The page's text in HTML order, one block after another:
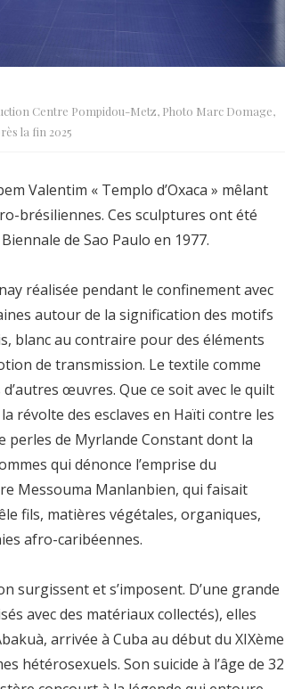
Centre Pompidou-Metz, Photo Marc Domage,
la fin 2025
Valentim « Templo d’Oxaca » mêlant
brésiliennes. Ces sculptures ont été
de Sao Paulo en 1977.
réalisée pendant le confinement avec
autour de la signification des motifs
blanc au contraire pour des éléments
de transmission. Le textile comme
œuvres. Que ce soit avec le quilt
révolte des esclaves en Haïti contre les
perles de Myrlande Constant dont la
qui dénonce l’emprise du
Messouma Manlanbien, qui faisait
fils, matières végétales, organiques,
afro-caribéennes.
surgissent et s’imposent. D’une grande
avec des matériaux collectés), elles
arrivée à Cuba au début du XIXème
hétérosexuels. Son suicide à l’âge de 32